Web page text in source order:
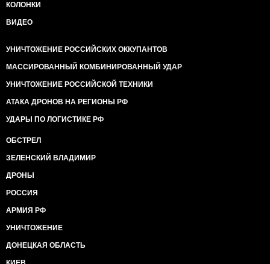
КОЛОНКИ
ВИДЕО
УНИЧТОЖЕНИЕ РОССИЙСКИХ ОККУПАНТОВ
МАССИРОВАННЫЙ КОМБИНИРОВАННЫЙ УДАР
УНИЧТОЖЕНИЕ РОССИЙСКОЙ ТЕХНИКИ
АТАКА ДРОНОВ НА РЕГИОНЫ РФ
УДАРЫ ПО ЛОГИСТИКЕ РФ
ОБСТРЕЛ
ЗЕЛЕНСКИЙ ВЛАДИМИР
ДРОНЫ
РОССИЯ
АРМИЯ РФ
УНИЧТОЖЕНИЕ
ДОНЕЦКАЯ ОБЛАСТЬ